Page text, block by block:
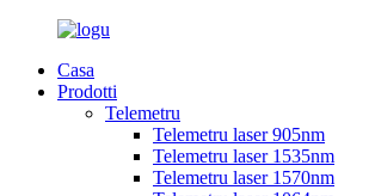
Casa
Prodotti
Telemetru
Telemetru laser 905nm
Telemetru laser 1535nm
Telemetru laser 1570nm